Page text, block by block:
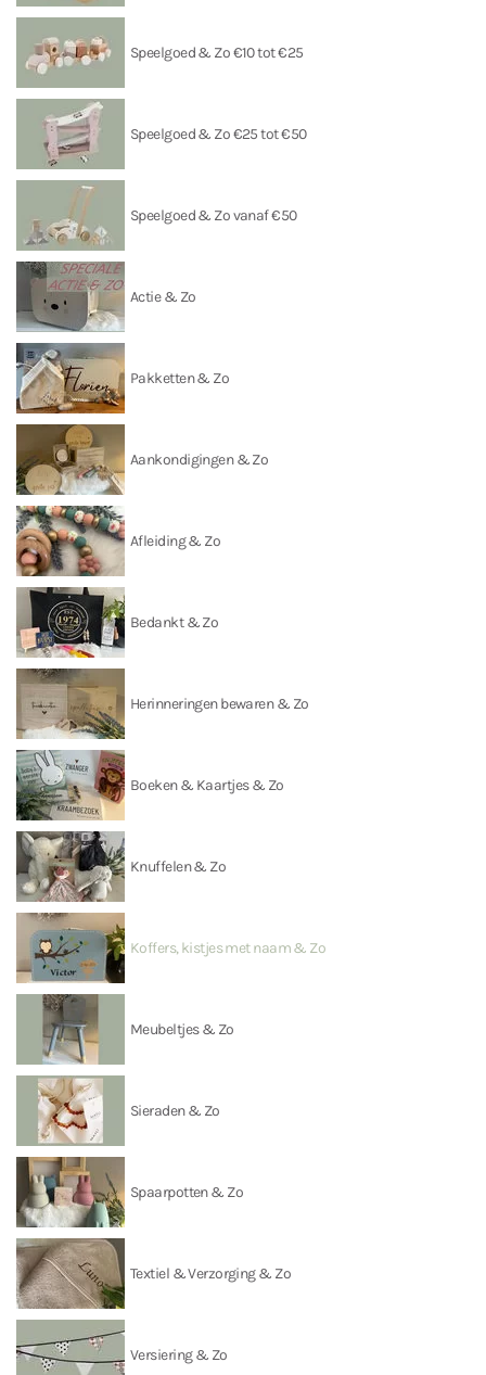
Speelgoed & Zo €10 tot €25
Speelgoed & Zo €25 tot €50
Speelgoed & Zo vanaf €50
Actie & Zo
Pakketten & Zo
Aankondigingen & Zo
Afleiding & Zo
Bedankt & Zo
Herinneringen bewaren & Zo
Boeken & Kaartjes & Zo
Knuffelen & Zo
Koffers, kistjes met naam & Zo
Meubeltjes & Zo
Sieraden & Zo
Spaarpotten & Zo
Textiel & Verzorging & Zo
Versiering & Zo